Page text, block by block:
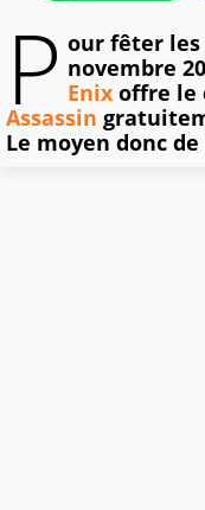
P our fêter les
novembre
Enix offre le
Assassin
Le moyen donc